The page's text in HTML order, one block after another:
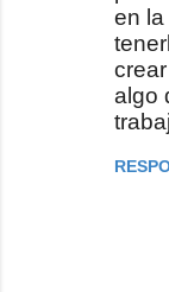
en la
algo